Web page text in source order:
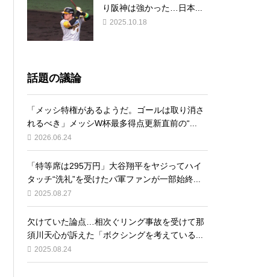
り阪神は強かった…日本...
2025.10.18
話題の議論
「メッシ特権があるようだ。ゴールは取り消さ
れるべき」メッシW杯最多得点更新直前の“...
2026.06.24
「特等席は295万円」大谷翔平をヤジってハイ
タッチ“洗礼”を受けたパ軍ファンが一部始終...
2025.08.27
欠けていた論点…相次ぐリング事故を受けて那
須川天心が訴えた「ボクシングを考えている...
2025.08.24